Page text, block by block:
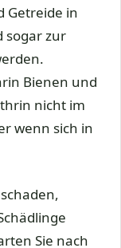
Getreide in
sogar zur
Bienen und
nicht im
wenn sich in
Sie nach